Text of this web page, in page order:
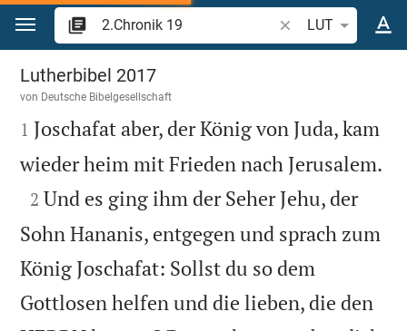
Zum Inhalt springen
Bibelstelle oder
LUT
2.Chronik 19
Lutherbibel 2017
von Deutsche Bibelgesellschaft

1 Joschafat aber, der König von Juda, kam
wieder heim mit Frieden nach Jerusalem.

2 Und es ging ihm der Seher Jehu, der
Sohn Hananis, entgegen und sprach zum
König Joschafat: Sollst du so dem
Gottlosen helfen und die lieben, die den